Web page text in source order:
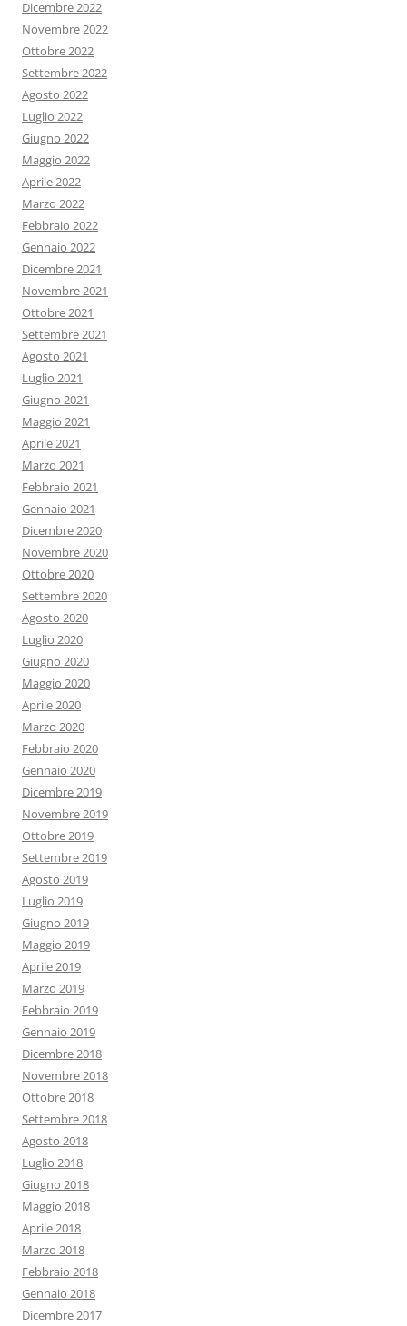
Dicembre 2022
Novembre 2022
Ottobre 2022
Settembre 2022
Agosto 2022
Luglio 2022
Giugno 2022
Maggio 2022
Aprile 2022
Marzo 2022
Febbraio 2022
Gennaio 2022
Dicembre 2021
Novembre 2021
Ottobre 2021
Settembre 2021
Agosto 2021
Luglio 2021
Giugno 2021
Maggio 2021
Aprile 2021
Marzo 2021
Febbraio 2021
Gennaio 2021
Dicembre 2020
Novembre 2020
Ottobre 2020
Settembre 2020
Agosto 2020
Luglio 2020
Giugno 2020
Maggio 2020
Aprile 2020
Marzo 2020
Febbraio 2020
Gennaio 2020
Dicembre 2019
Novembre 2019
Ottobre 2019
Settembre 2019
Agosto 2019
Luglio 2019
Giugno 2019
Maggio 2019
Aprile 2019
Marzo 2019
Febbraio 2019
Gennaio 2019
Dicembre 2018
Novembre 2018
Ottobre 2018
Settembre 2018
Agosto 2018
Luglio 2018
Giugno 2018
Maggio 2018
Aprile 2018
Marzo 2018
Febbraio 2018
Gennaio 2018
Dicembre 2017